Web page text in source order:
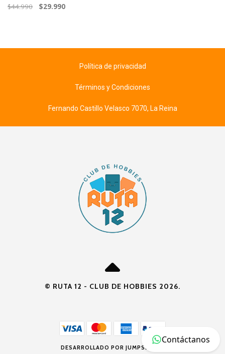
$44.990
$29.990
Política de privacidad
Términos y Condiciones
Fernando Castillo Velasco 7070, La Reina
© RUTA 12 - CLUB DE HOBBIES 2026.
DESARROLLADO POR JUMPSELLER
Contáctanos